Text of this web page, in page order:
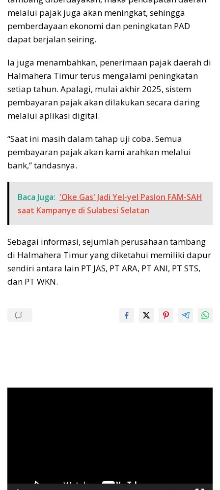
melalui pajak juga akan meningkat, sehingga
pemberdayaan ekonomi dan peningkatan PAD
dapat berjalan seiring.
Ia juga menambahkan, penerimaan pajak daerah di
Halmahera Timur terus mengalami peningkatan
setiap tahun. Apalagi, mulai akhir 2025, sistem
pembayaran pajak akan dilakukan secara daring
melalui aplikasi digital.
“Saat ini masih dalam tahap uji coba. Semua
pembayaran pajak akan kami arahkan melalui
bank,” tandasnya.
Baca Juga: 'Oke Gas' Jadi Yel-yel Paslon FAM-SAH
saat Kampanye di Sulabesi Selatan
Sebagai informasi, sejumlah perusahaan tambang
di Halmahera Timur yang diketahui memiliki dapur
sendiri antara lain PT JAS, PT ARA, PT ANI, PT STS,
dan PT WKN.